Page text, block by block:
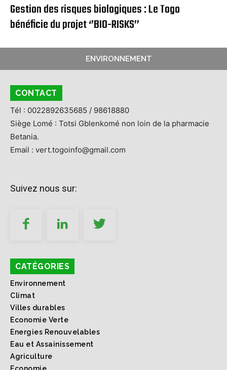
Gestion des risques biologiques : Le Togo
bénéficie du projet ‘’BIO-RISKS’’
ENVIRONNEMENT
CONTACT
Tél : 0022892635685 / 98618880
Siège Lomé : Totsi Gblenkomé non loin de la pharmacie
Betania.
Email : vert.togoinfo@gmail.com
Suivez nous sur:
CATÉGORIES
Environnement
Climat
Villes durables
Economie Verte
Energies Renouvelables
Eau et Assainissement
Agriculture
Economie